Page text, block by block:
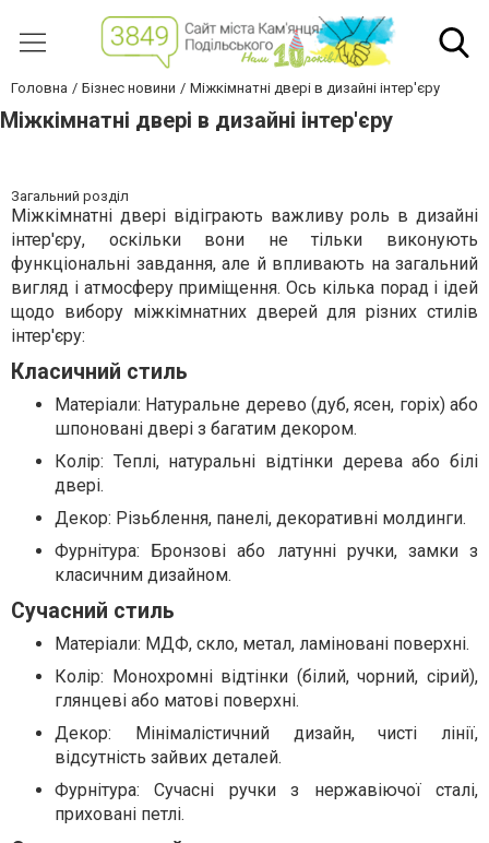
Головна Бізнес новини Міжкімнатні двері в дизайні інтер'єру
Міжкімнатні двері в дизайні інтер'єру
Загальний розділ
Міжкімнатні двері відіграють важливу роль в дизайні
інтер'єру, оскільки вони не тільки виконують
функціональні завдання, але й впливають на загальний
вигляд і атмосферу приміщення. Ось кілька порад і ідей
щодо вибору міжкімнатних дверей для різних стилів
інтер'єру:
Класичний стиль
Матеріали: Натуральне дерево (дуб, ясен, горіх) або
шпоновані двері з багатим декором.
Колір: Теплі, натуральні відтінки дерева або білі
двері.
Декор: Різьблення, панелі, декоративні молдинги.
Фурнітура: Бронзові або латунні ручки, замки з
класичним дизайном.
Сучасний стиль
Матеріали: МДФ, скло, метал, ламіновані поверхні.
Колір: Монохромні відтінки (білий, чорний, сірий),
глянцеві або матові поверхні.
Декор: Мінімалістичний дизайн, чисті лінії,
відсутність зайвих деталей.
Фурнітура: Сучасні ручки з нержавіючої сталі,
приховані петлі.